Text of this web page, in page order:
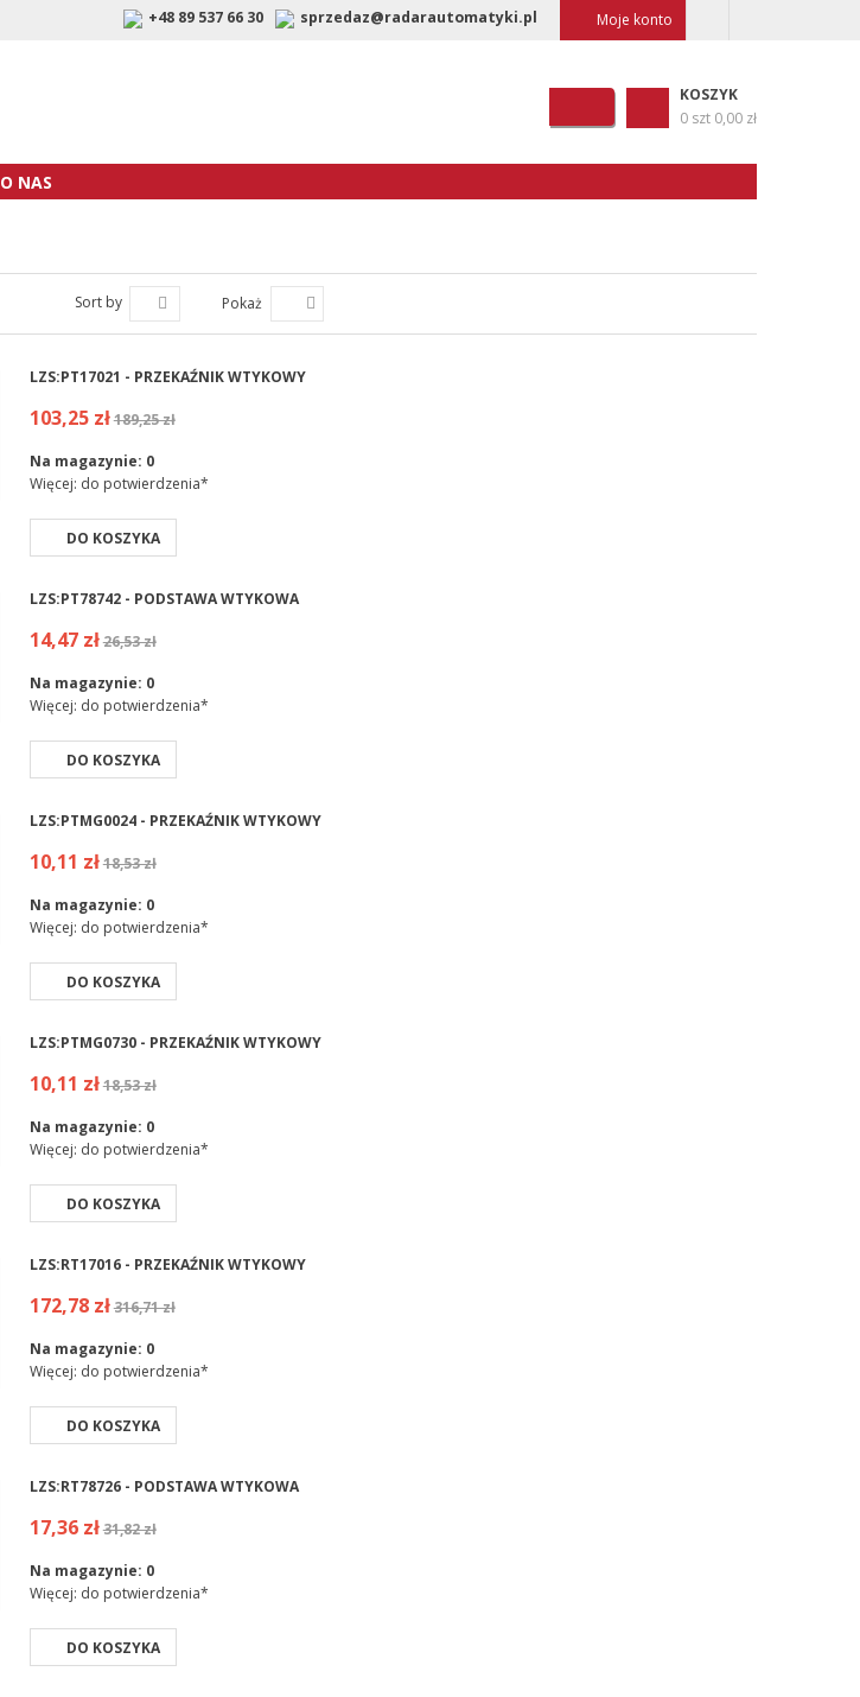
+48 89 537 66 30 sprzedaz@radarautomatyki.pl Moje konto
KOSZYK
0 szt 0,00 zł
O NAS
Sort by Pokaż
LZS:PT17021 - PRZEKAŹNIK WTYKOWY
103,25 zł189,25 zł
Na magazynie: 0
Więcej: do potwierdzenia*
DO KOSZYKA
LZS:PT78742 - PODSTAWA WTYKOWA
14,47 zł26,53 zł
Na magazynie: 0
Więcej: do potwierdzenia*
DO KOSZYKA
LZS:PTMG0024 - PRZEKAŹNIK WTYKOWY
10,11 zł18,53 zł
Na magazynie: 0
Więcej: do potwierdzenia*
DO KOSZYKA
LZS:PTMG0730 - PRZEKAŹNIK WTYKOWY
10,11 zł18,53 zł
Na magazynie: 0
Więcej: do potwierdzenia*
DO KOSZYKA
LZS:RT17016 - PRZEKAŹNIK WTYKOWY
172,78 zł316,71 zł
Na magazynie: 0
Więcej: do potwierdzenia*
DO KOSZYKA
LZS:RT78726 - PODSTAWA WTYKOWA
17,36 zł31,82 zł
Na magazynie: 0
Więcej: do potwierdzenia*
DO KOSZYKA